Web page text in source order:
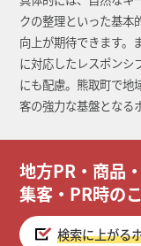
クの整理といった基本
向上が期待できます。
に対応したレスポンシ
にも配慮。熊取町で地
客の強力な基盤となる
地方PR・商品
集客・PR時の
検索に上がる